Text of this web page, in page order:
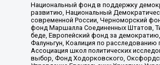
Национальный фонд в поддержку
развитию, Национальный
современной России, Черноморский
фонд Маршалла Соединенных Штатов,
беде, Европейский фонд за
Фалуньгун, Коалиция по
Ассоциация школ политических
выбор, Фонд Ходорковского,